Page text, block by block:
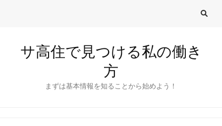
サ高住で見つける私の働き
方
まずは基本情報を知ることから始めよう！